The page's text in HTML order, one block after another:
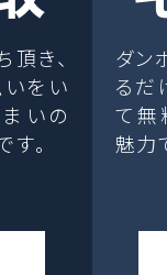
き、
をい
いの
。
ダン
るだ
て無
魅力